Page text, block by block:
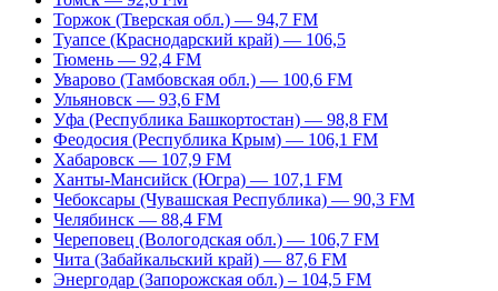
Торжок (Тверская обл.) — 94,7 FM
Туапсе (Краснодарский край) — 106,5
Тюмень — 92,4 FM
Уварово (Тамбовская обл.) — 100,6 FM
Ульяновск — 93,6 FM
Уфа (Республика Башкортостан) — 98,8 FM
Феодосия (Республика Крым) — 106,1 FM
Хабаровск — 107,9 FM
Ханты-Мансийск (Югра) — 107,1 FM
Чебоксары (Чувашская Республика) — 90,3 FM
Челябинск — 88,4 FM
Череповец (Вологодская обл.) — 106,7 FM
Чита (Забайкальский край) — 87,6 FM
Энергодар (Запорожская обл.) – 104,5 FM